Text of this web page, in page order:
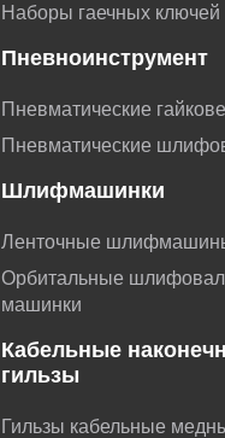
Наборы гаечных ключей
Пневноинструмент
Пневматические
Пневматические
Шлифмашинки
Ленточные
Орбитальные
машинки
Кабельные
гильзы
Гильзы кабельные